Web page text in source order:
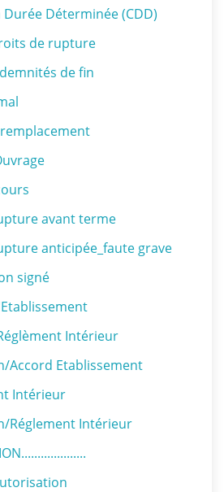
Déterminée (CDD)
de rupture
de fin
avant terme
anticipée_faute grave
signé
Intérieur
Accord Etablissement
Intérieur
Réglement Intérieur